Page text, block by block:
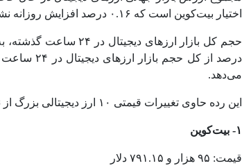
اختیار بیت‌کوین است که ۰.۱۶ درصد افزایش روزانه نشان می‌دهد.
می‌دهد.
این رده حاوی تغییرات قیمتی ۱۰ ارز دیجیتالی بزرگ از نظر ارزش بازار است.
۱- بیت‌کوین
قیمت: ۹۵ هزار و ۷۹۱.۱۵ دلار